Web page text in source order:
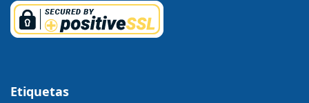
Etiquetas